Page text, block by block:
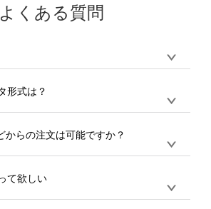
よくある質問
承っております。デザインツールから
ンの作成から決済まで完了できます。
上やシルク印刷など、大口注文の場合
ポートが担当するエコバッグコンシェル
ブラーコンシェルをご利用ください。製
数量が多ければ多いほど、オンデマンド
スよりも低価格で製作することが可能で
形式は？
データ形式は、JPG / PNG / AI / PSD /
式になります。データの最大サイズ
どもアップロード可能です。使用できな
はエラーになります。（※ Illustratorか
からの注文は可能ですか？
受け付けております。30個以上のご製
考えの方は、サポートが担当するエコバ
て欲しい